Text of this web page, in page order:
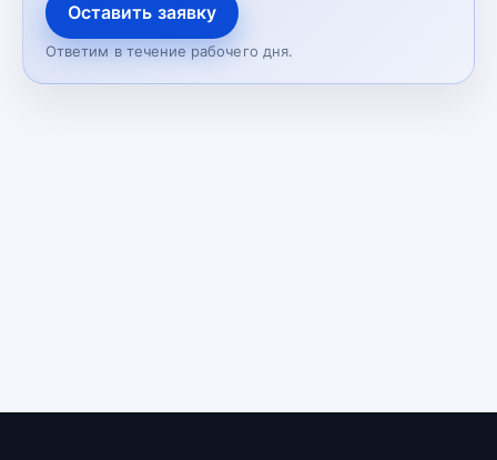
Оставить заявку
Ответим в течение рабочего дня.